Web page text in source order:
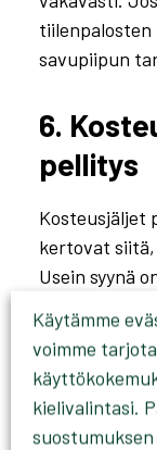
tiilenpalosten
savupiipun
6.
pellitys
Kosteusjäljet
kertovat
Usein syynä
piippua
tarkistaa
Jatkuva
laastia
Käytämme
voimme
kielivalintasi.